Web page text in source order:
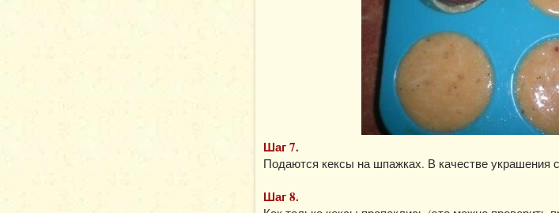
Шаг 7.
Подаются кексы на шпажках. В качестве украшения
Шаг 8.